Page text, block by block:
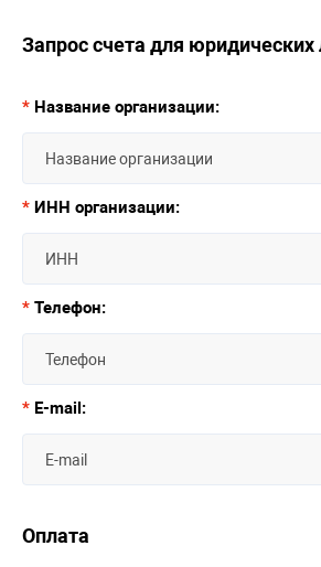
Запрос счета для юридических
* Название организации:
* ИНН организации:
* Телефон:
* E-mail:
Оплата